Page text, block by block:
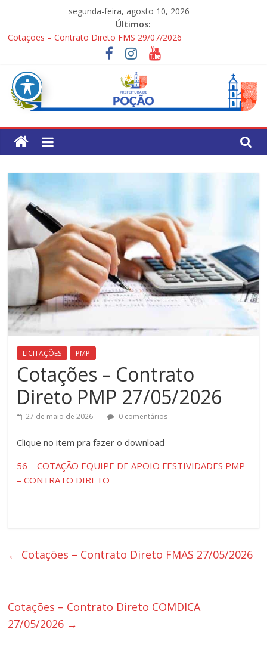
segunda-feira, agosto 10, 2026
Últimos:
Cotações – Contrato Direto FMS 29/07/2026
PONTOS TURÍSTICOS DE POÇÃO
Processo Seletivo Simplificado para Gestores Escolares da Rede
Municipal
1ª Festa dos Pais
Processo Seletivo Simplificado Secretaria de Saúde
Pref.
Mun.
de
Poção
LICITAÇÕES PMP
Cotações – Contrato
Direto PMP 27/05/2026
27 de maio de 2026 0 comentários
Clique ​no item pra fazer o download
56 – COTAÇÃO EQUIPE DE APOIO FESTIVIDADES PMP
– CONTRATO DIRETO
← Cotações – Contrato Direto FMAS 27/05/2026
Cotações – Contrato Direto COMDICA
27/05/2026 →